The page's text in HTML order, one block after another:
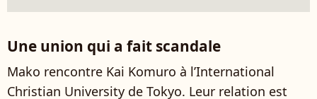
Une union qui a fait scandale
Mako rencontre Kai Komuro à l’International
Christian University de Tokyo. Leur relation est